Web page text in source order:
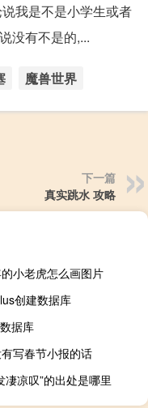
我是不是小学生或者
没有不是的,...
魔兽世界
下一篇
真实跳水 攻略
小老虎怎么画图片
创建数据库
据库
写春节小报的话
凄凉叹”的出处是哪里